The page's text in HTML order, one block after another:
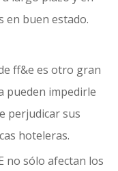
en buen estado.
ff&e es otro gran
pueden impedirle
perjudicar sus
hoteleras.
no sólo afectan los